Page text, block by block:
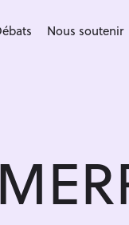
Nous soutenir